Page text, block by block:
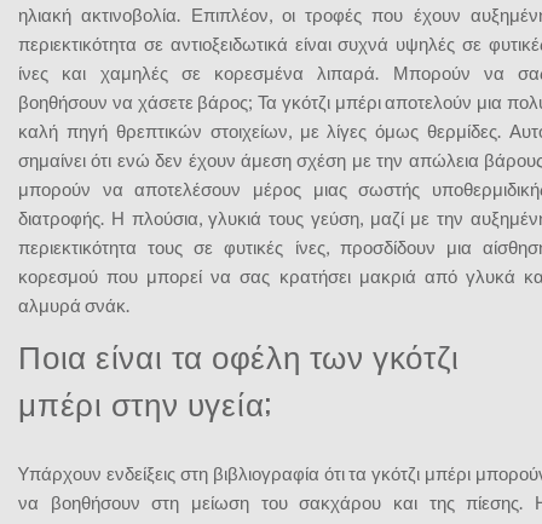
ηλιακή ακτινοβολία. Επιπλέον, οι τροφές που έχουν
περιεκτικότητα σε αντιοξειδωτικά είναι συχνά υψηλές σε
ίνες και χαμηλές σε κορεσμένα λιπαρά. Μπορούν να
βοηθήσουν να χάσετε βάρος; Τα γκότζι μπέρι αποτελούν μια
καλή πηγή θρεπτικών στοιχείων, με λίγες όμως θερμίδες.
σημαίνει ότι ενώ δεν έχουν άμεση σχέση με την απώλεια
μπορούν να αποτελέσουν μέρος μιας σωστής
διατροφής. Η πλούσια, γλυκιά τους γεύση, μαζί με την
περιεκτικότητα τους σε φυτικές ίνες, προσδίδουν μια
κορεσμού που μπορεί να σας κρατήσει μακριά από γλυκά
αλμυρά σνάκ.
Ποια είναι τα οφέλη των γκότζι
μπέρι στην υγεία;
Yπάρχουν ενδείξεις στη βιβλιογραφία ότι τα γκότζι μπέρι
να βοηθήσουν στη μείωση του σακχάρου και της πίεσης.